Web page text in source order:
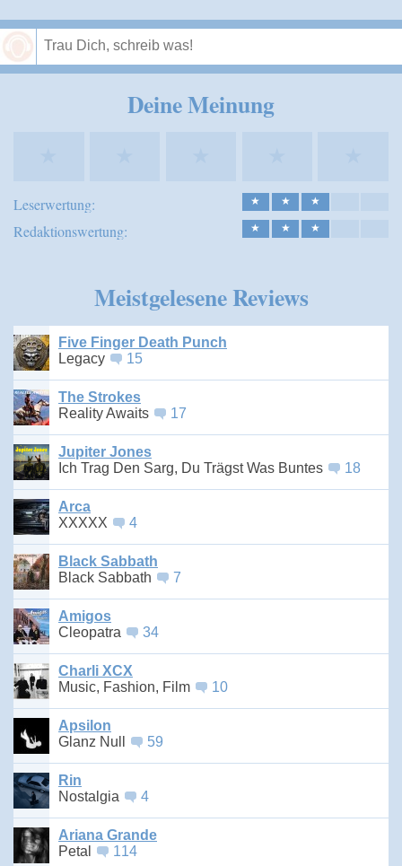
Deine Meinung
Leserwertung: ★ ★ ★
Redaktionswertung: ★ ★ ★
Meistgelesene Reviews
Five Finger Death Punch
Legacy
15
The Strokes
Reality Awaits
17
Jupiter Jones
Ich Trag Den Sarg, Du Trägst Was Buntes
18
Arca
XXXXX
4
Black Sabbath
Black Sabbath
7
Amigos
Cleopatra
34
Charli XCX
Music, Fashion, Film
10
Apsilon
Glanz Null
59
Rin
Nostalgia
4
Ariana Grande
Petal
114